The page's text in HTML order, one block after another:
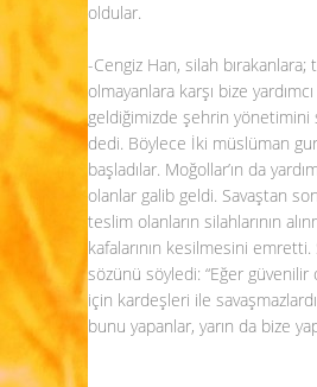
oldular.
-Cengiz Han, silah bırakanlara;
olmayanlara karşı bize
geldiğimizde şehrin yönetimini
dedi. Böylece İki müslüman
başladılar. Moğollar’ın da
olanlar galib geldi. Savaştan
teslim olanların silahlarının
kafalarının kesilmesini
sözünü söyledi: “Eğer güvenilir
için kardeşleri ile
bunu yapanlar, yarın da bize